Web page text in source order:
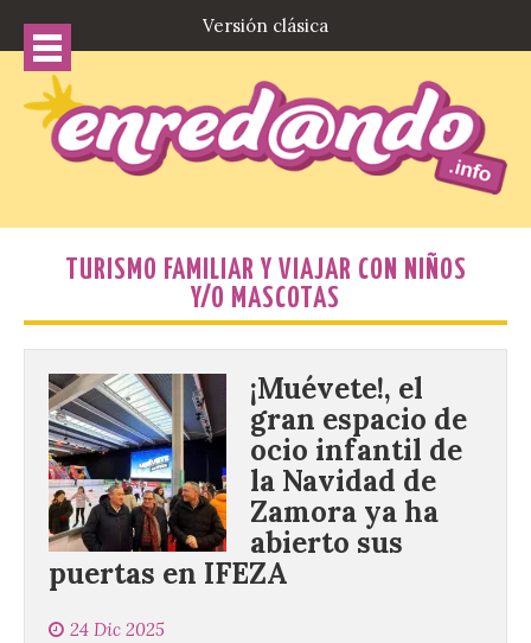
Versión clásica
TURISMO FAMILIAR Y VIAJAR CON NIÑOS
Y/O MASCOTAS
¡Muévete!, el
gran espacio de
ocio infantil de
la Navidad de
Zamora ya ha
abierto sus
puertas en IFEZA
24 Dic 2025